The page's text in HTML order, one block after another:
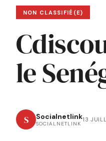
NON CLASSIFIÉ(E)
le
S Socialnetlink
SOCIALNETLINK
13